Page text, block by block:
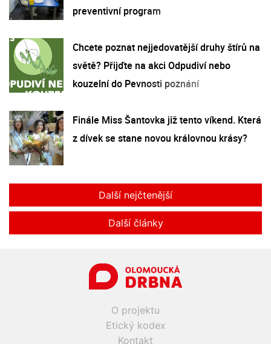
preventivní program
Chcete poznat nejjedovatější druhy štírů na
světě? Přijďte na akci Odpudiví nebo
kouzelní do Pevnosti poznání
Finále Miss Šantovka již tento víkend. Která
z dívek se stane novou královnou krásy?
Další nejčtenější
Další články
O projektu
Etický kodex
Kontakt